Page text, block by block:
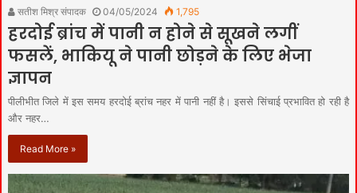
सतीश मिश्र संपादक 04/05/2024 1,795
हरदोई ब्रांच में पानी न होने से सूखने लगीं
फसलें, भाकियू ने पानी छोड़ने के लिए भेजा
ज्ञापन
पीलीभीत जिले में इस समय हरदोई ब्रांच नहर में पानी नहीं है। इससे सिंचाई प्रभावित हो रही है
और नहर…
Read More »